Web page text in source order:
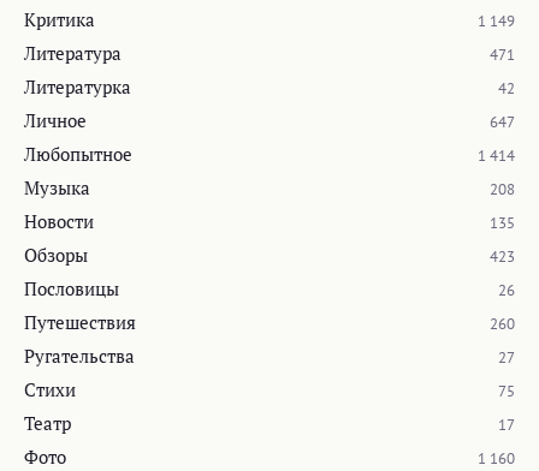
Критика 1 149
Литература 471
Литературка 42
Личное 647
Любопытное 1 414
Музыка 208
Новости 135
Обзоры 423
Пословицы 26
Путешествия 260
Ругательства 27
Стихи 75
Театр 17
Фото 1 160